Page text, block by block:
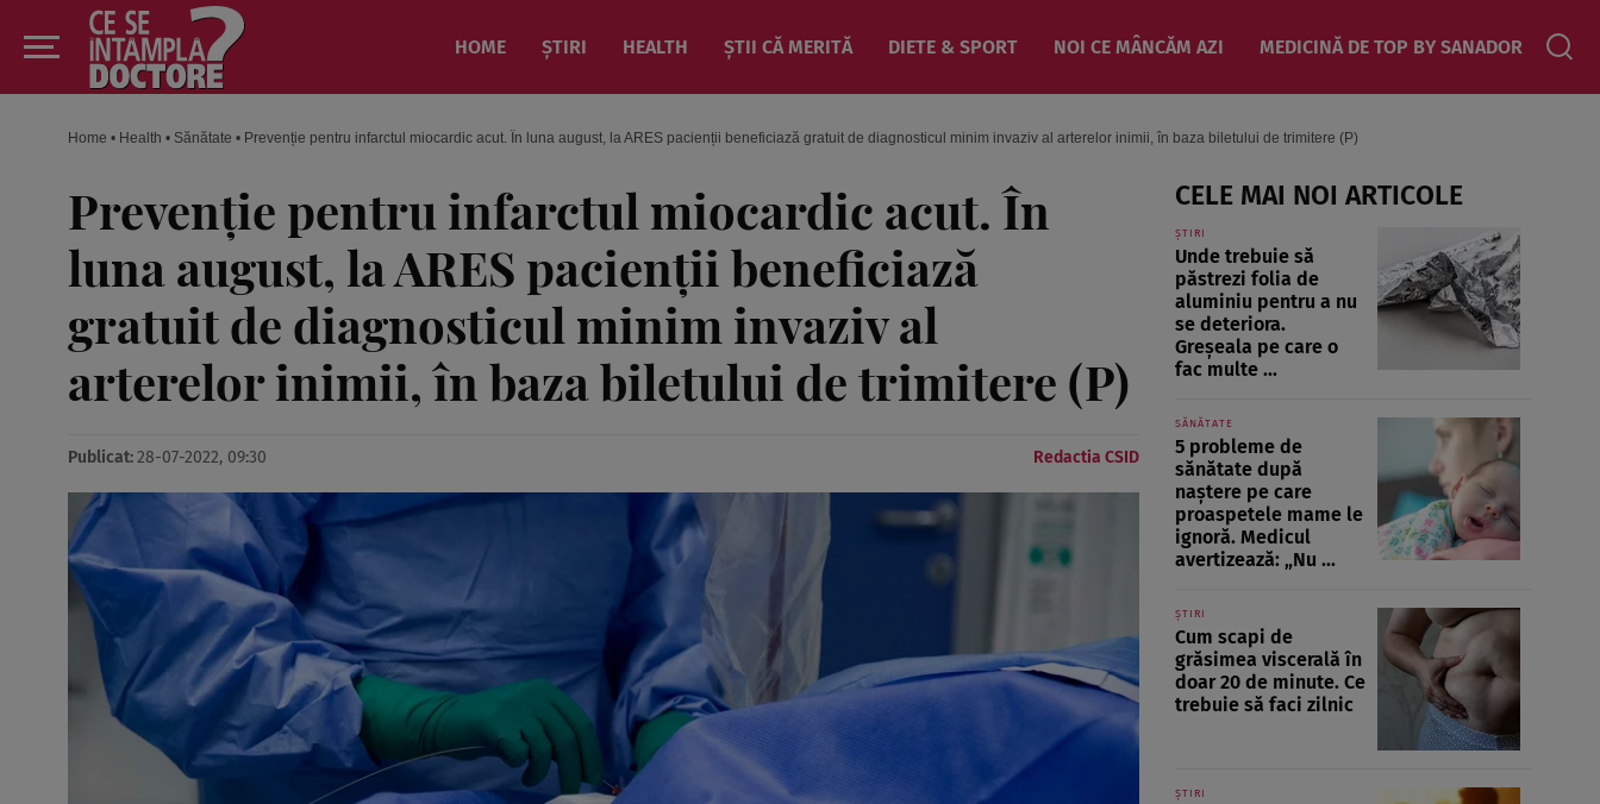
HOME ȘTIRI HEALTH ȘTII CĂ MERITĂ DIETE & SPORT NOI CE MÂNCĂM AZI MEDICINĂ DE TOP BY SANADOR
Home • Health • Sănătate • Prevenție pentru infarctul miocardic acut. În luna august, la ARES pacienții beneficiază gratuit de diagnosticul minim invaziv al arterelor inimii, în baza biletului de trimitere (P)
Prevenție pentru infarctul miocardic acut. În
luna august, la ARES pacienții beneficiază
gratuit de diagnosticul minim invaziv al
arterelor inimii, în baza biletului de trimitere (P)
Publicat:28-07-2022, 09:30 Redactia CSID
CELE MAI NOI ARTICOLE
ȘTIRI
Unde trebuie să
păstrezi folia de
aluminiu pentru a nu
se deteriora.
Greșeala pe care o
fac multe ...
SĂNĂTATE
5 probleme de
sănătate după
naștere pe care
proaspetele mame le
ignoră. Medicul
avertizează: „Nu ...
ȘTIRI
Cum scapi de
grăsimea viscerală în
doar 20 de minute. Ce
trebuie să faci zilnic
ȘTIRI